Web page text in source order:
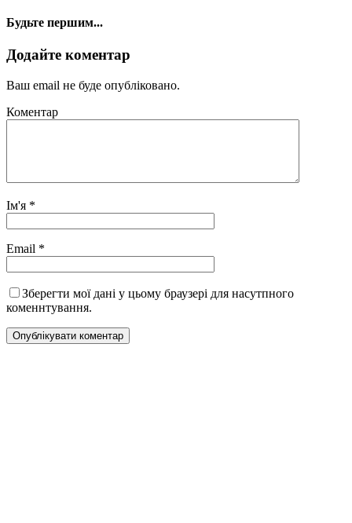
Будьте першим...
Додайте коментар
Ваш email не буде опубліковано.
Коментар
Ім'я *
Email *
Зберегти мої дані у цьому браузері для насутпного
коменнтування.